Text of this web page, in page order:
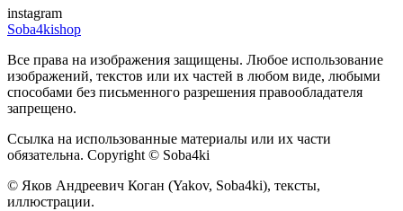
instagram
Soba4kishop
Все права на изображения защищены. Любое использование
изображений, текстов или их частей в любом виде, любыми
способами без письменного разрешения правообладателя
запрещено.
Ссылка на использованные материалы или их части
обязательна. Copyright © Soba4ki
© Яков Андреевич Коган (Yakov, Soba4ki), тексты,
иллюстрации.